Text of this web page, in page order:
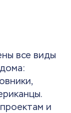
все виды
и